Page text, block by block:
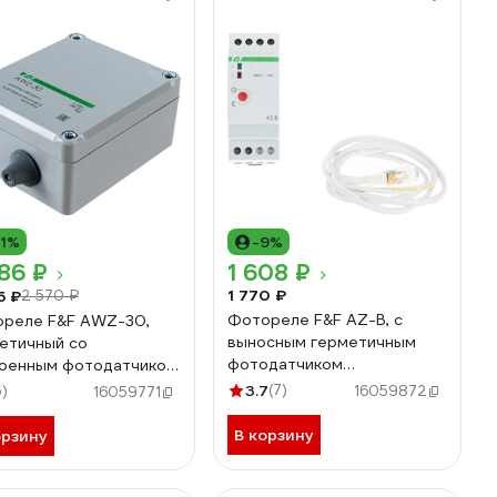
₽
₽2 570 ₽
F&F AWZ-30,
со
фотодатчиком
16059771
-9%
1 608 ₽
1 770 ₽
Фотореле F&F AZ-B, с
выносным герметичным
фотодатчиком
EA01.001.009
3.7(7) 16059872
В корзину